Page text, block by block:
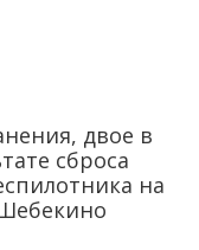
двое в
сброса
на